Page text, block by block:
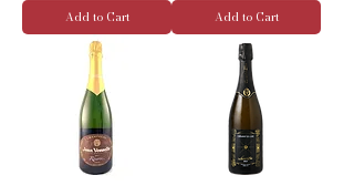
Add to Cart Add to Cart